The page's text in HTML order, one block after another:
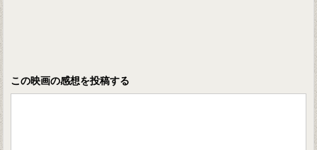
この映画の感想を投稿する